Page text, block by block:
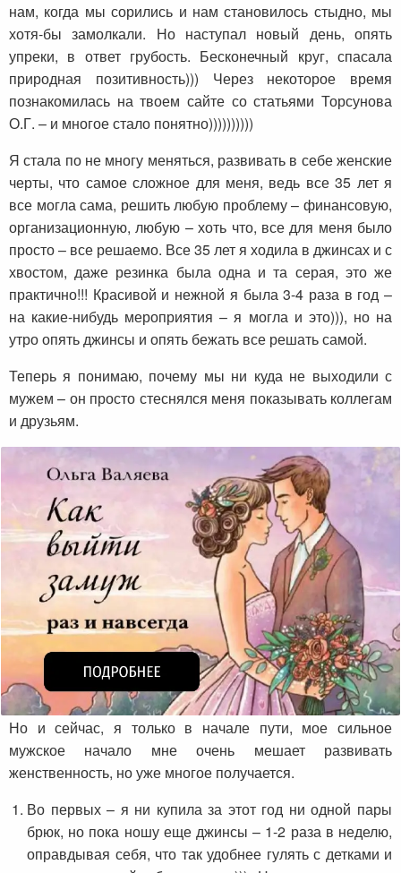
нам, когда мы сорились и нам становилось стыдно, мы
хотя-бы замолкали. Но наступал новый день, опять
упреки, в ответ грубость. Бесконечный круг, спасала
природная позитивность))) Через некоторое время
познакомилась на твоем сайте со статьями Торсунова
О.Г. – и многое стало понятно))))))))))
Я стала по не многу меняться, развивать в себе женские
черты, что самое сложное для меня, ведь все 35 лет я
все могла сама, решить любую проблему – финансовую,
организационную, любую – хоть что, все для меня было
просто – все решаемо. Все 35 лет я ходила в джинсах и с
хвостом, даже резинка была одна и та серая, это же
практично!!! Красивой и нежной я была 3-4 раза в год –
на какие-нибудь мероприятия – я могла и это))), но на
утро опять джинсы и опять бежать все решать самой.
Теперь я понимаю, почему мы ни куда не выходили с
мужем – он просто стеснялся меня показывать коллегам
и друзьям.
Но и сейчас, я только в начале пути, мое сильное
мужское начало мне очень мешает развивать
женственность, но уже многое получается.
Во первых – я ни купила за этот год ни одной пары
брюк, но пока ношу еще джинсы – 1-2 раза в неделю,
оправдывая себя, что так удобнее гулять с детками и